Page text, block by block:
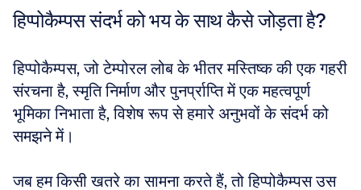
हिप्पोकैम्पस संदर्भ को भय के साथ कैसे जोड़ता है?
हिप्पोकैम्पस, जो टेम्पोरल लोब के भीतर मस्तिष्क की एक गहरी
संरचना है, स्मृति निर्माण और पुनर्प्राप्ति में एक महत्वपूर्ण
भूमिका निभाता है, विशेष रूप से हमारे अनुभवों के संदर्भ को
समझने में।
जब हम किसी खतरे का सामना करते हैं, तो हिप्पोकैम्पस उस